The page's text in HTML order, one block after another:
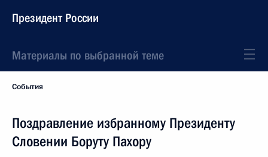
Президент России
Материалы по выбранной теме
События
Поздравление избранному Президенту
Словении Боруту Пахору